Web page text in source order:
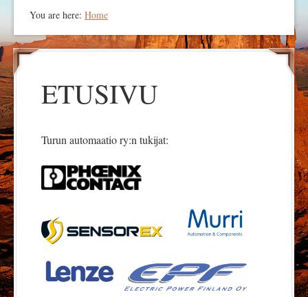
You are here: Home
ETUSIVU
Turun automaatio ry:n tukijat: